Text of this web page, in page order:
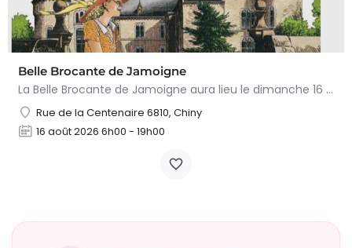
Belle Brocante de Jamoigne
La Belle Brocante de Jamoigne aura lieu le dimanche 16 août 2026 de 6h00 à 18h00, proposant une centaine…
Rue de la Centenaire 6810, Chiny
16 août 2026 6h00 - 19h00